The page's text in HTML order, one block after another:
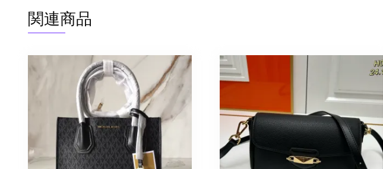
関連商品